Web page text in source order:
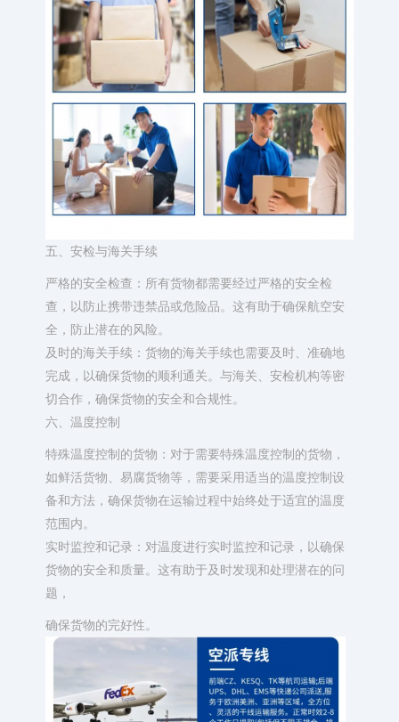
五、安检与海关手续
严格的安全检查：所有货物都需要经过严格的安全检
查，以防止携带违禁品或危险品。这有助于确保航空安
全，防止潜在的风险。
及时的海关手续：货物的海关手续也需要及时、准确地
完成，以确保货物的顺利通关。与海关、安检机构等密
切合作，确保货物的安全和合规性。
六、温度控制
特殊温度控制的货物：对于需要特殊温度控制的货物，
如鲜活货物、易腐货物等，需要采用适当的温度控制设
备和方法，确保货物在运输过程中始终处于适宜的温度
范围内。
实时监控和记录：对温度进行实时监控和记录，以确保
货物的安全和质量。这有助于及时发现和处理潜在的问
题，
确保货物的完好性。